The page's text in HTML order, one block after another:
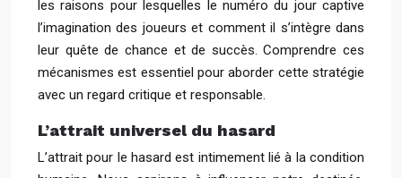
les raisons pour lesquelles le numéro du jour captive
l’imagination des joueurs et comment il s’intègre dans
leur quête de chance et de succès. Comprendre ces
mécanismes est essentiel pour aborder cette stratégie
avec un regard critique et responsable.
L’attrait universel du hasard
L’attrait pour le hasard est intimement lié à la condition